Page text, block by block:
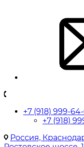
+7 (918) 999-
+7 (918)
Россия,